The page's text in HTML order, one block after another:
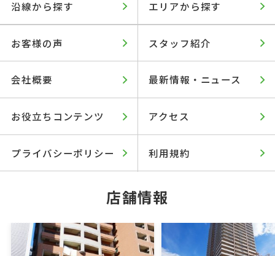
沿線から探す エリアから探す
お客様の声 スタッフ紹介
会社概要 最新情報・ニュース
お役立ちコンテンツ アクセス
プライバシーポリシー 利用規約
店舗情報